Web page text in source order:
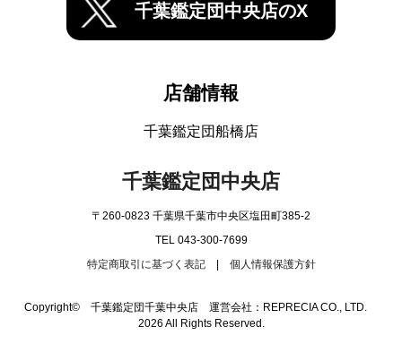
千葉鑑定団中央店のX
店舗情報
千葉鑑定団船橋店
千葉鑑定団中央店
〒260-0823 千葉県千葉市中央区塩田町385-2
TEL 043-300-7699
特定商取引に基づく表記| 個人情報保護方針
Copyright© 千葉鑑定団千葉中央店 運営会社：REPRECIA CO., LTD.
2026 All Rights Reserved.